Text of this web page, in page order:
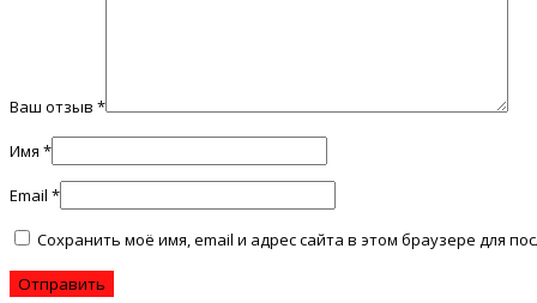
Ваш отзыв *
Имя *
Email *
Сохранить моё имя, email и адрес сайта в этом браузере для